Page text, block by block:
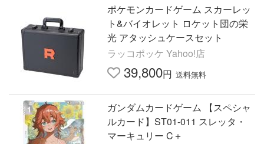
ポケモンカードゲーム スカーレッ
ト&バイオレット ロケット団の栄
光 アタッシュケースセット
ラッコポッケ Yahoo!店
39,800円 送料無料
ガンダムカードゲーム 【スペシャ
ルカード】ST01-011 スレッタ・
マーキュリー C＋